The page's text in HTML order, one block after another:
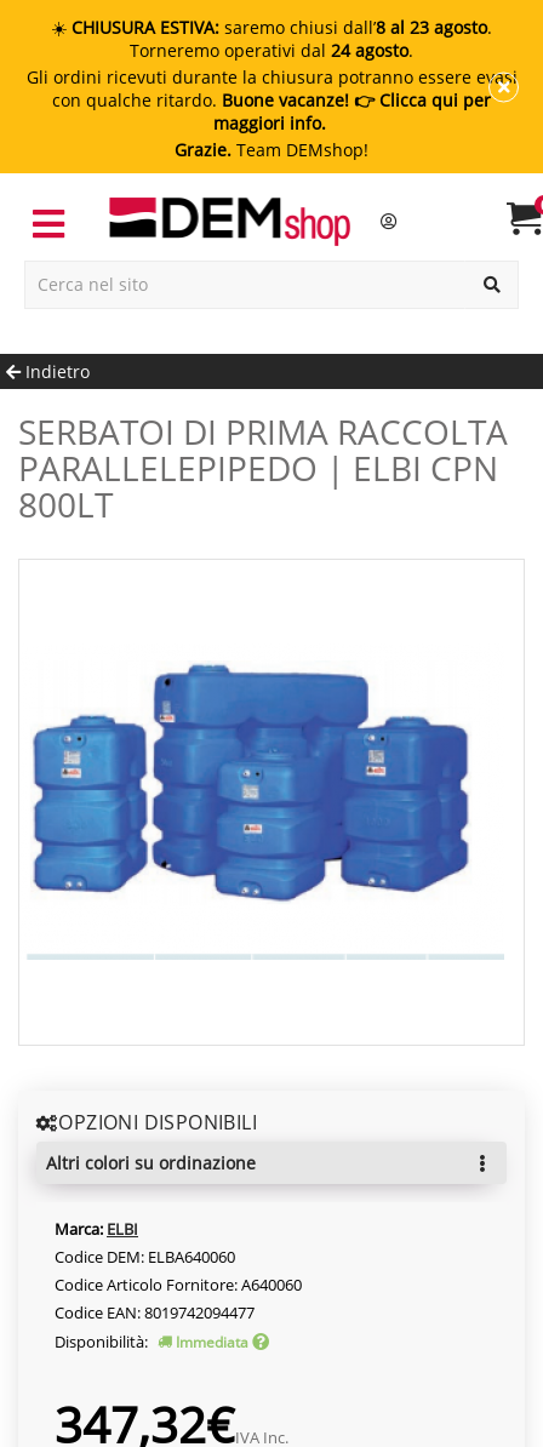
☀️ CHIUSURA ESTIVA: saremo chiusi dall’8 al 23 agosto.
Torneremo operativi dal 24 agosto.
Gli ordini ricevuti durante la chiusura potranno essere evasi
con qualche ritardo. Buone vacanze! 👉 Clicca qui per
maggiori info.
Grazie. Team DEMshop!
Indietro
SERBATOI DI PRIMA RACCOLTA
PARALLELEPIPEDO | ELBI CPN
800LT
OPZIONI DISPONIBILI
altri colori su ordinazione
Marca: ELBI
Codice DEM: ELBA640060
Codice Articolo Fornitore: A640060
Codice EAN: 8019742094477
Disponibilità:
Immediata
347,32€IVA Inc.